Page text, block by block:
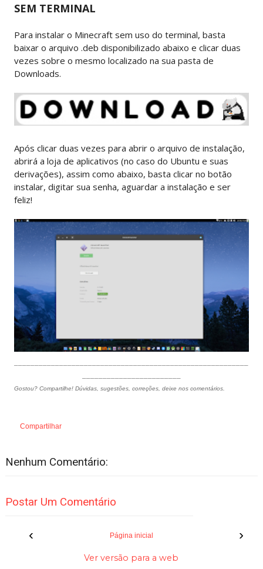
SEM TERMINAL
Para instalar o Minecraft sem uso do terminal, basta
baixar o arquivo .deb disponibilizado abaixo e clicar duas
vezes sobre o mesmo localizado na sua pasta de
Downloads.
Após clicar duas vezes para abrir o arquivo de instalação,
abrirá a loja de aplicativos (no caso do Ubuntu e suas
derivações), assim como abaixo, basta clicar no botão
instalar, digitar sua senha, aguardar a instalação e ser
feliz!
Gostou? Compartilhe! Dúvidas, sugestões, correções, deixe nos comentários.
Compartilhar
Nenhum Comentário:
Postar Um Comentário
‹ ›
Página inicial
Ver versão para a web